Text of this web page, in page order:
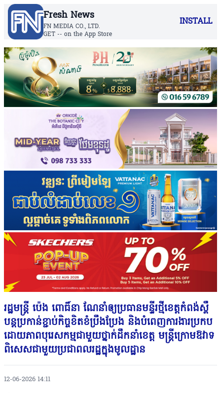
Fresh News
FN MEDIA CO., LTD.
GET -- on the App Store
INSTALL
រដ្ឋមន្រ្តី ប៉េង ពោធិ៍នា ណែនាំឲ្យប្រធានមន្ទីរថ្មីខេត្តកំពង់ស្ពឺ
បន្តប្រកាន់ខ្ជាប់កិច្ចខិតខំប្រឹងប្រែង និងបំពេញការងារប្រកប
ដោយភាពបុរេសកម្មជាមួយថ្នាក់ដឹកនាំខេត្ត មន្ត្រីក្រោមឱវាទ
ពិសេសជាមួយប្រជាពលរដ្ឋក្នុងមូលដ្ឋាន
12-06-2026 14:11